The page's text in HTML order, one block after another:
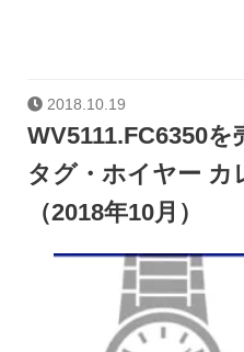
2018.10.19
WV5111.FC6350を
タグ・ホイヤー カ
（2018年10月）